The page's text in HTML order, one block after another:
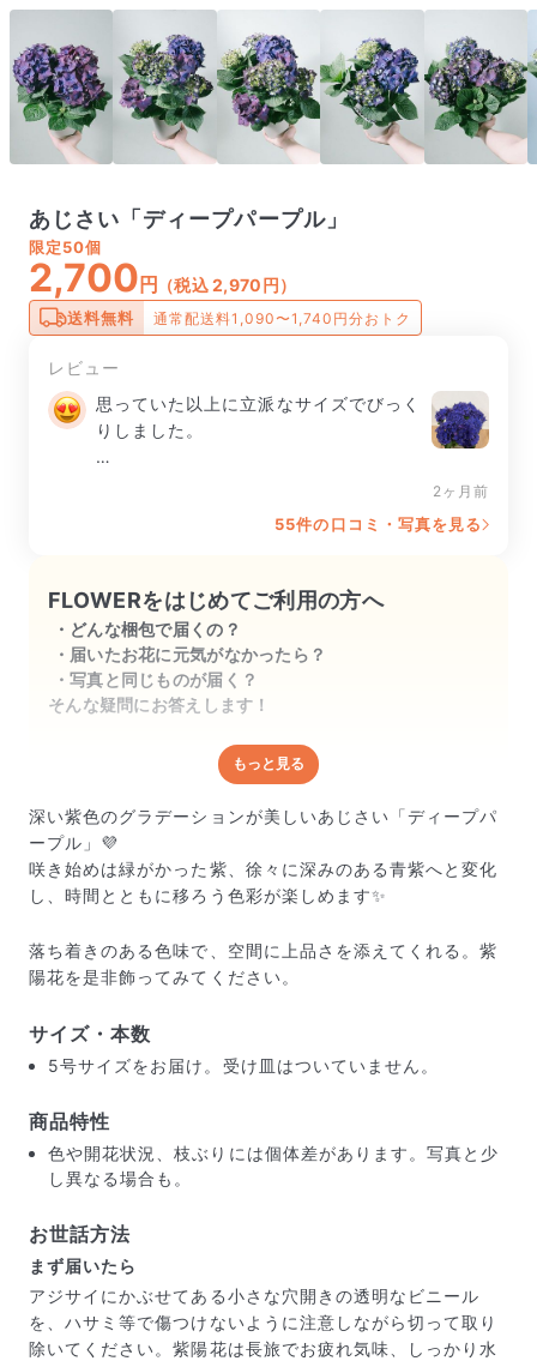
あじさい「ディープパープル」
限定50個
2,700 円 （税込 2,970円）
送料無料 通常配送料1,090〜1,740円分おトク
レビュー
思っていた以上に立派なサイズでびっく
りしました。
2ヶ月前
55件の口コミ・写真を見る
FLOWERをはじめてご利用の方へ
どんな梱包で届くの？
届いたお花に元気がなかったら？
写真と同じものが届く？
そんな疑問にお答えします！
どんな梱包で届くの？
出荷前に水揚げ（花が水を吸いやすくなる処理）を施
し、専用ボックスに丁寧に梱包してお届けしています。
きゅっとまとめられて一見窮屈そうに見えますが、輸送
中の衝撃による折れや擦れを軽減する効果があります。
もっと見る
深い紫色のグラデーションが美しいあじさい「ディープパ
ープル」💜
咲き始めは緑がかった紫、徐々に深みのある青紫へと変化
し、時間とともに移ろう色彩が楽しめます✨
落ち着きのある色味で、空間に上品さを添えてくれる。紫
陽花を是非飾ってみてください。
サイズ・本数
5号サイズをお届け。受け皿はついていません。
商品特性
色や開花状況、枝ぶりには個体差があります。写真と少
し異なる場合も。
お世話方法
まず届いたら
アジサイにかぶせてある小さな穴開きの透明なビニール
を、ハサミ等で傷つけないように注意しながら切って取り
除いてください。紫陽花は長旅でお疲れ気味、しっかり水